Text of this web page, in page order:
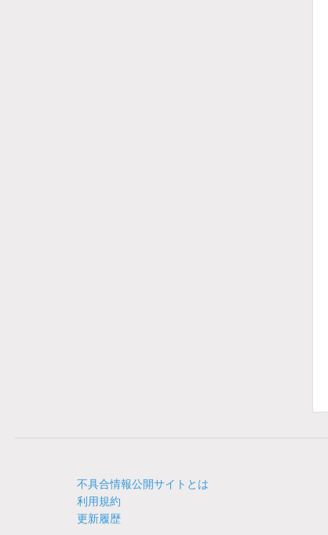
不具合情報公開サイトとは
利用規約
更新履歴